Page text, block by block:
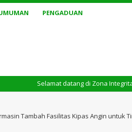
PENGADUAN
Selamat datang di Zona Integritas MAN 1
Tambah Fasilitas Kipas Angin untuk